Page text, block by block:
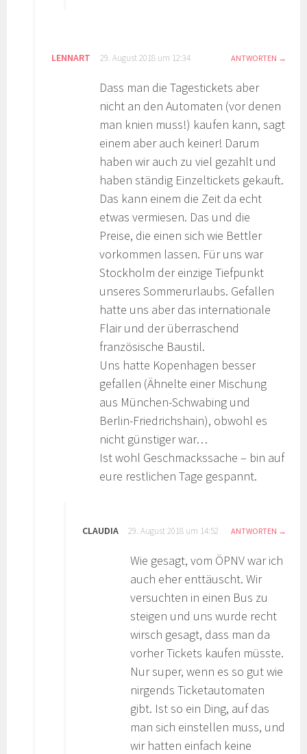
LENNART 29. August 2018 um 12:34 ANTWORTEN
Dass man die Tagestickets aber
nicht an den Automaten (vor denen
man knien muss!) kaufen kann, sagt
einem aber auch keiner! Darum
haben wir auch zu viel gezahlt und
haben ständig Einzeltickets gekauft.
Das kann einem die Zeit da echt
etwas vermiesen. Das und die
Preise, die einen sich wie Bettler
vorkommen lassen. Für uns war
Stockholm der einzige Tiefpunkt
unseres Sommerurlaubs. Gefallen
hatte uns aber das internationale
Flair und der überraschend
französische Baustil.
Uns hatte Kopenhagen besser
gefallen (Ähnelte einer Mischung
aus München-Schwabing und
Berlin-Friedrichshain), obwohl es
nicht günstiger war…
Ist wohl Geschmackssache – bin auf
eure restlichen Tage gespannt.
CLAUDIA 29. August 2018 um 14:52 ANTWORTEN
Wie gesagt, vom ÖPNV war ich
auch eher enttäuscht. Wir
versuchten in einen Bus zu
steigen und uns wurde recht
wirsch gesagt, dass man da
vorher Tickets kaufen müsste.
Nur super, wenn es so gut wie
nirgends Ticketautomaten
gibt. Ist so ein Ding, auf das
man sich einstellen muss, und
wir hatten einfach keine